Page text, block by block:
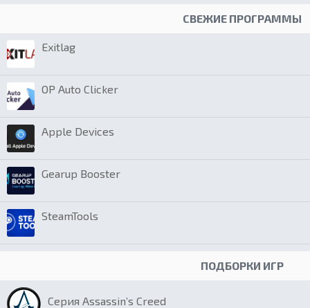
СВЕЖИЕ ПРОГРАММЫ
Exitlag
OP Auto Clicker
Apple Devices
Gearup Booster
SteamTools
ПОДБОРКИ ИГР
Серия Assassin’s Creed